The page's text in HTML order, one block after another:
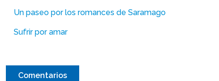
Un paseo por los romances de Saramago
Sufrir por amar
Comentarios